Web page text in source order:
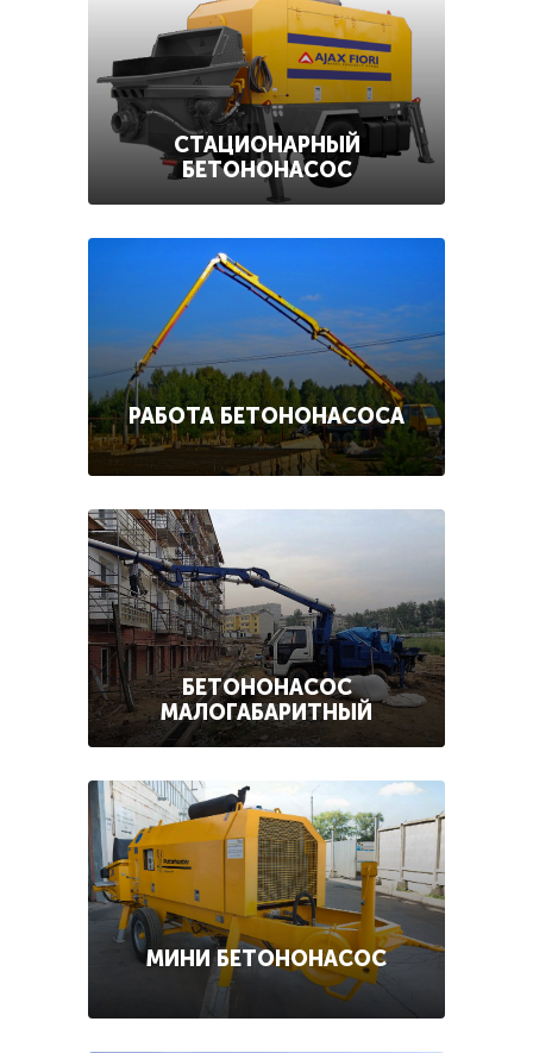
СТАЦИОНАРНЫЙ
БЕТОНОНАСОС
РАБОТА БЕТОНОНАСОСА
БЕТОНОНАСОС
МАЛОГАБАРИТНЫЙ
МИНИ БЕТОНОНАСОС